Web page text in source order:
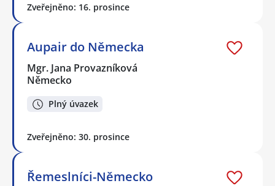
Zveřejněno: 16. prosince
Aupair do Německa
Mgr. Jana Provazníková
Německo
Plný úvazek
Zveřejněno: 30. prosince
Řemeslníci-Německo